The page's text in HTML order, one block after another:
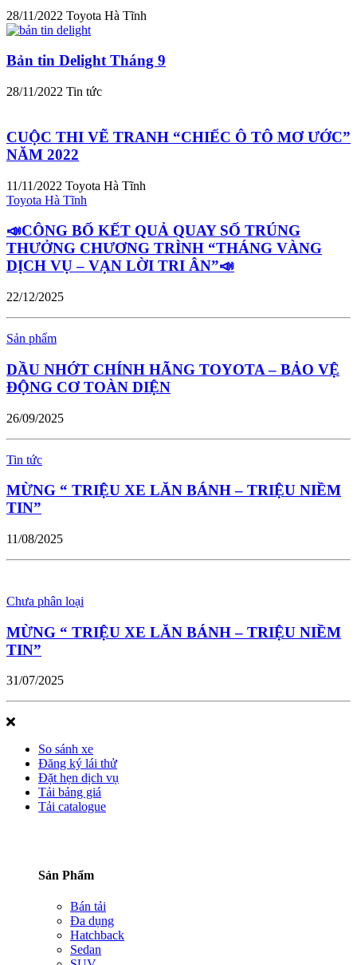
28/11/2022 Toyota Hà Tĩnh
Bản tin Delight Tháng 9
28/11/2022 Tin tức
CUỘC THI VẼ TRANH “CHIẾC Ô TÔ MƠ ƯỚC”
NĂM 2022
11/11/2022 Toyota Hà Tĩnh
Toyota Hà Tĩnh
📣CÔNG BỐ KẾT QUẢ QUAY SỐ TRÚNG
THƯỞNG CHƯƠNG TRÌNH “THÁNG VÀNG
DỊCH VỤ – VẠN LỜI TRI ÂN”📣
22/12/2025
Sản phẩm
DẦU NHỚT CHÍNH HÃNG TOYOTA – BẢO VỆ
ĐỘNG CƠ TOÀN DIỆN
26/09/2025
Tin tức
MỪNG “ TRIỆU XE LĂN BÁNH – TRIỆU NIỀM
TIN”
11/08/2025
Chưa phân loại
MỪNG “ TRIỆU XE LĂN BÁNH – TRIỆU NIỀM
TIN”
31/07/2025
So sánh xe
Đăng ký lái thử
Đặt hẹn dịch vụ
Tải bảng giá
Tải catalogue
Sản Phẩm
Bán tải
Đa dụng
Hatchback
Sedan